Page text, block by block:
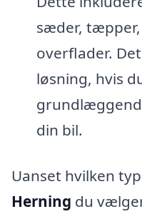
sæder,
overflader.
løsning, hvis
din bil.
Uanset hvilken
Herning du